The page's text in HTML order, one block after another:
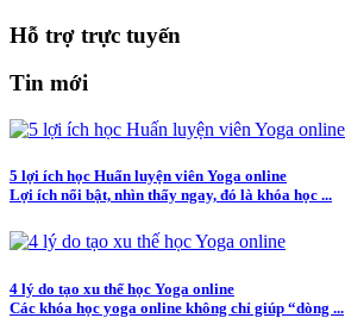
Hỗ trợ trực tuyến
Tin mới
5 lợi ích học Huấn luyện viên Yoga online
Lợi ích nổi bật, nhìn thấy ngay, đó là khóa học ...
4 lý do tạo xu thế học Yoga online
Các khóa học yoga online không chỉ giúp “dòng ...